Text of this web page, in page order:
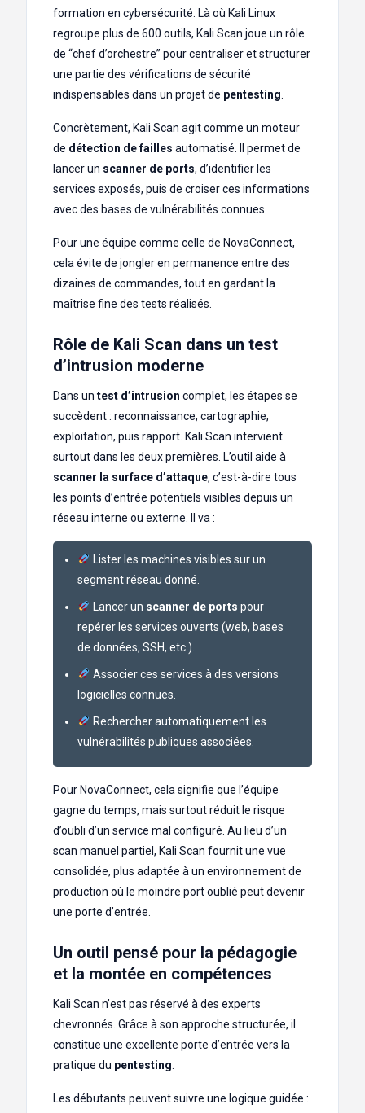
formation en cybersécurité. Là où Kali Linux
regroupe plus de 600 outils, Kali Scan joue un rôle
de “chef d’orchestre” pour centraliser et structurer
une partie des vérifications de sécurité
indispensables dans un projet de pentesting
Concrètement, Kali Scan agit comme un moteur
de détection de failles automatisé. Il permet de
lancer un scanner de ports, d’identifier les
services exposés, puis de croiser ces informations
avec des bases de vulnérabilités connues.
Pour une équipe comme celle de NovaConnect,
cela évite de jongler en permanence entre des
dizaines de commandes, tout en gardant la
maîtrise fine des tests réalisés.
Rôle de Kali Scan dans un test
d’intrusion moderne
Dans un test d’intrusion complet, les étapes se
succèdent : reconnaissance, cartographie,
exploitation, puis rapport. Kali Scan intervient
surtout dans les deux premières. L’outil aide à
scanner la surface d’attaque, c’est-à-dire tous
les points d’entrée potentiels visibles depuis un
réseau interne ou externe. Il va :
Lister les machines visibles sur un
segment réseau donné.
Lancer un scanner de ports pour
repérer les services ouverts (web, bases
de données, SSH, etc.).
Associer ces services à des versions
logicielles connues.
Rechercher automatiquement les
vulnérabilités publiques associées.
Pour NovaConnect, cela signifie que l’équipe
gagne du temps, mais surtout réduit le risque
d’oubli d’un service mal configuré. Au lieu d’un
scan manuel partiel, Kali Scan fournit une vue
consolidée, plus adaptée à un environnement de
production où le moindre port oublié peut devenir
une porte d’entrée.
Un outil pensé pour la pédagogie
et la montée en compétences
Kali Scan n’est pas réservé à des experts
chevronnés. Grâce à son approche structurée, il
constitue une excellente porte d’entrée vers la
pratique du pentesting
Les débutants peuvent suivre une logique guidée :